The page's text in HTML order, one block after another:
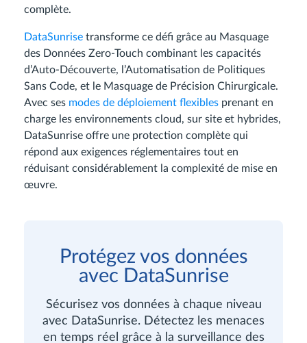
complète.
DataSunrise transforme ce défi grâce au Masquage
des Données Zero-Touch combinant les capacités
d’Auto-Découverte, l’Automatisation de Politiques
Sans Code, et le Masquage de Précision Chirurgicale.
Avec ses modes de déploiement flexibles prenant en
charge les environnements cloud, sur site et hybrides,
DataSunrise offre une protection complète qui
répond aux exigences réglementaires tout en
réduisant considérablement la complexité de mise en
œuvre.
Protégez vos données
avec DataSunrise
Sécurisez vos données à chaque niveau
avec DataSunrise. Détectez les menaces
en temps réel grâce à la surveillance des